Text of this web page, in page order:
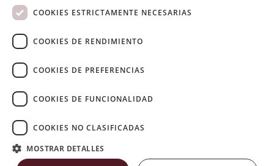
COCKTAILS
© Ca’n Pelut |Aviso legal
COOKIES ESTRICTAMENTE NECESARIAS
COOKIES DE RENDIMIENTO
COOKIES DE PREFERENCIAS
COOKIES DE FUNCIONALIDAD
COOKIES NO CLASIFICADAS
MOSTRAR DETALLES